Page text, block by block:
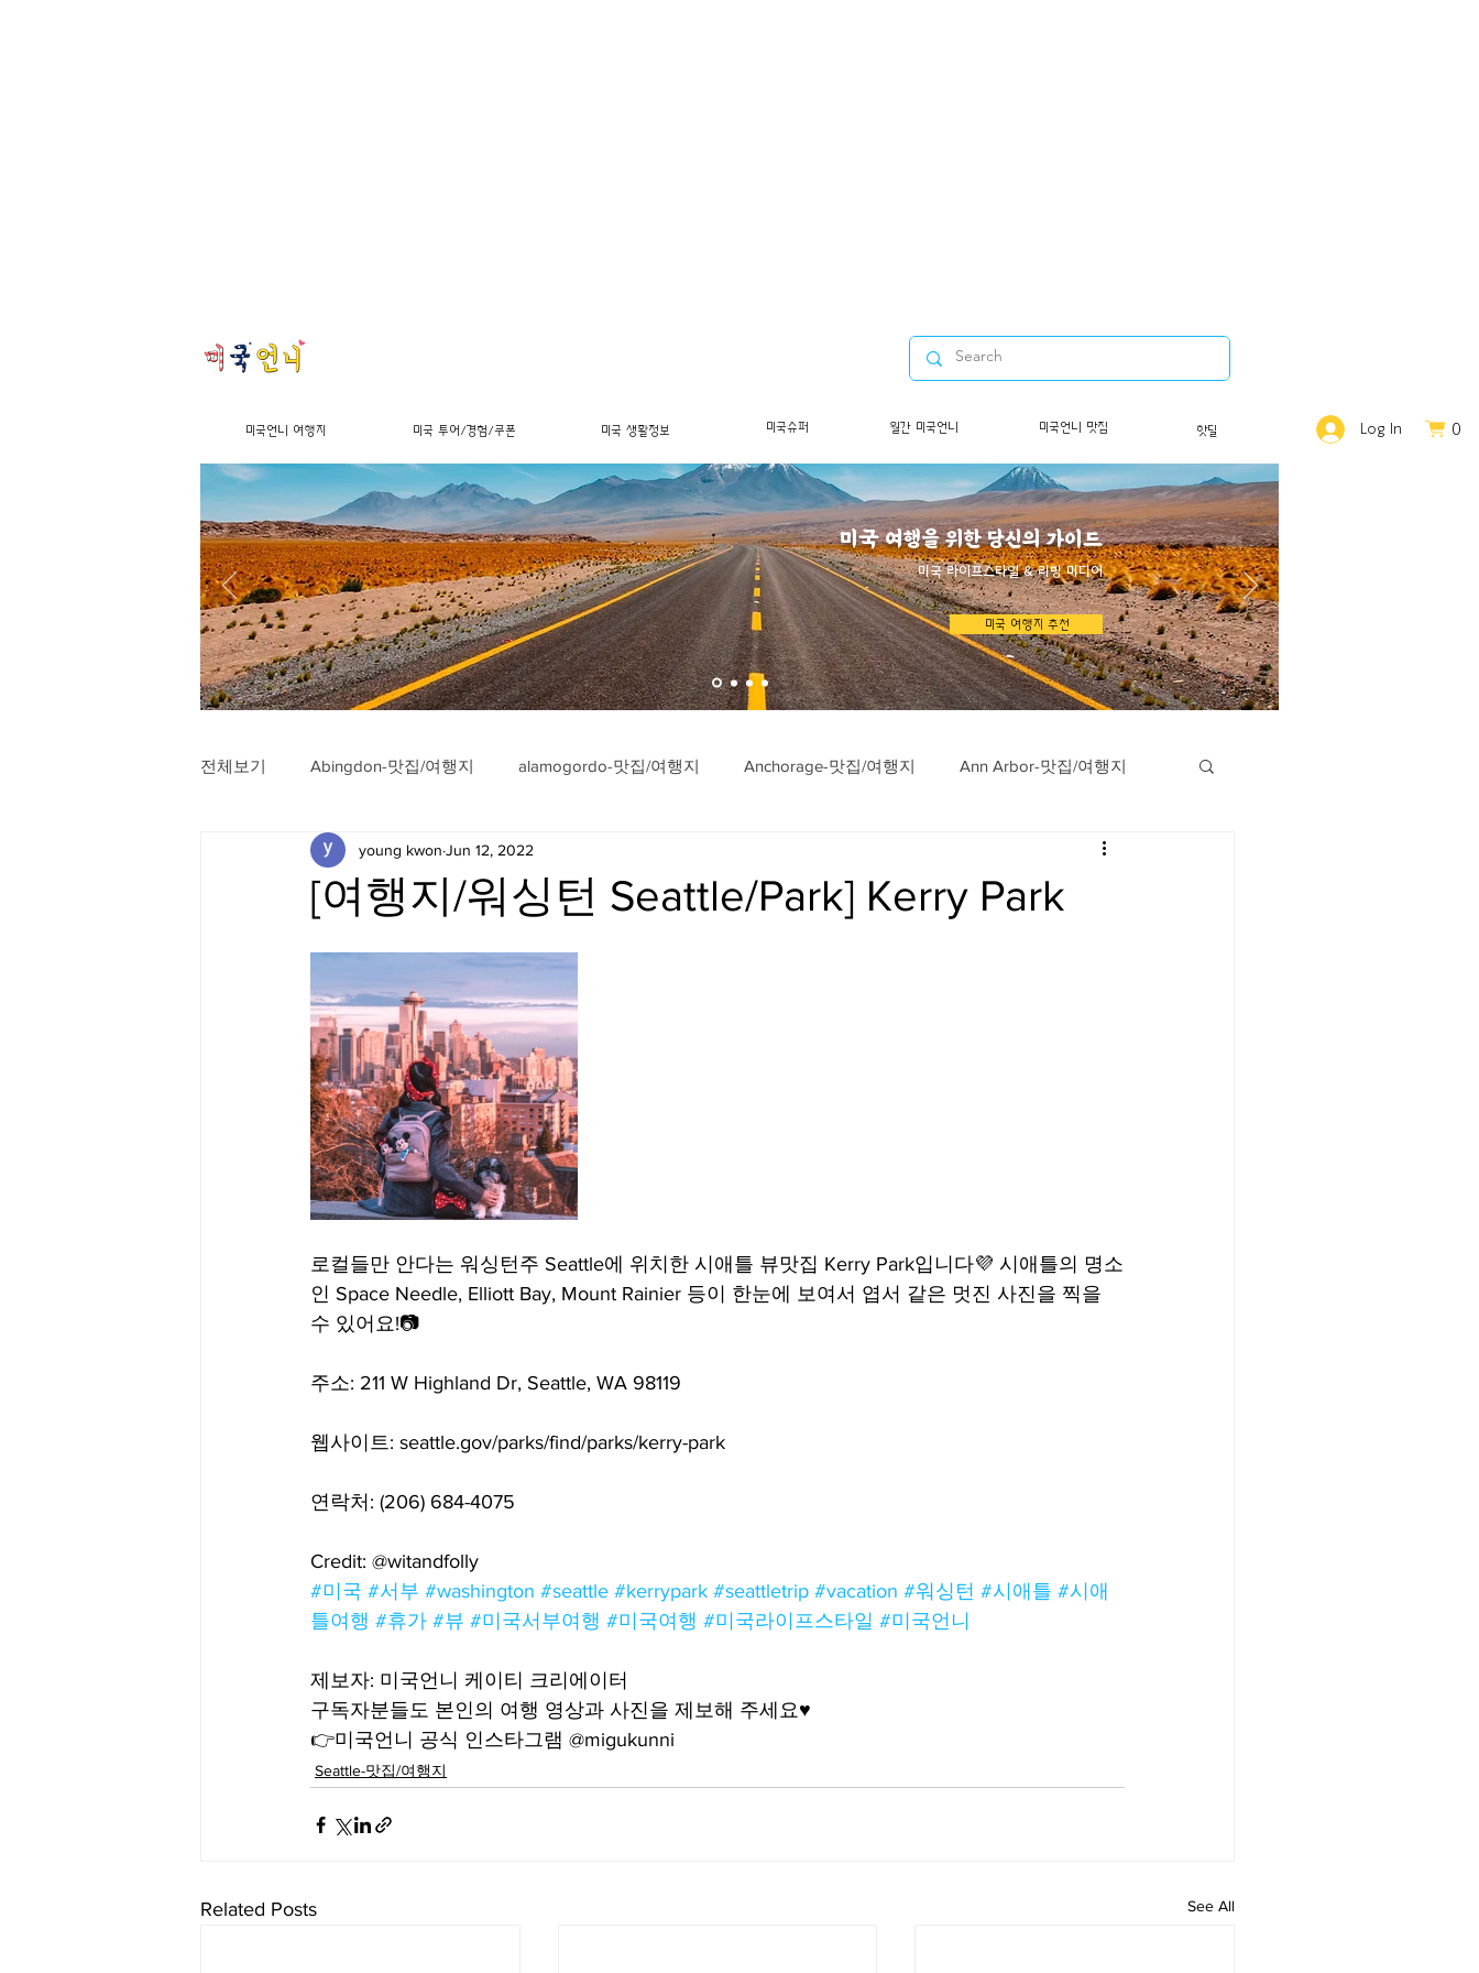
미국 여행을 위한 당신의 가이드
​미국 라이프스타일 & 리빙 미디어
미국 여행지 추천
전체보기 Abingdon-맛집/여행지 alamogordo-맛집/여행지 Anchorage-맛집/여행지 Ann Arbor-맛집/여행지
Arlington-맛집/여행지 Arlington-맛집/여행지 Austin-맛집/여행지
Big Bend-맛집/여행지 Bloomfield-맛집/여행지
Boston-맛집/여행지 Boulder City-맛집/여행지
Bronx-맛집/여행지 Bryce Canyon-맛집/여행지
Cambridge-맛집/여행지 Campton-맛집/여행지 Campton-맛집/여행지 Cascade Locks-맛집/여행지
Centerport-맛집/여행지
[여행지/워싱턴 Seattle/Park] Kerry Park
young kwon Jun 12, 2022
로컬들만 안다는 워싱턴주 Seattle에 위치한 시애틀 뷰맛집 Kerry Park입니다💜 시애틀의 명소
인 Space Needle, Elliott Bay, Mount Rainier 등이 한눈에 보여서 엽서 같은 멋진 사진을 찍을
수 있어요!📷
주소: 211 W Highland Dr, Seattle, WA 98119
웹사이트: seattle.gov/parks/find/parks/kerry-park
연락처: (206) 684-4075
Credit: @witandfolly
#미국 #서부 #washington #seattle #kerrypark #seattletrip #vacation #워싱턴 #시애틀 #시애
틀여행 #휴가 #뷰 #미국서부여행 #미국여행 #미국라이프스타일 #미국언니
제보자: 미국언니 케이티 크리에이터
구독자분들도 본인의 여행 영상과 사진을 제보해 주세요♥️
👉미국언니 공식 인스타그램 @migukunni
Seattle-맛집/여행지
Related Posts See All
미국언니 여행지 미국 투어/경험/쿠폰 미국 생활정보 미국슈퍼 월간 미국언니 미국언니 맛집 핫딜 Log In 0